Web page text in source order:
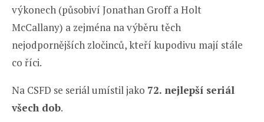
výkonech (působiví Jonathan Groff a Holt
McCallany) a zejména na výběru těch
nejodpornějších zločinců, kteří kupodivu mají stále
co říci.
Na CSFD se seriál umístil jako 72. nejlepší seriál
všech dob.